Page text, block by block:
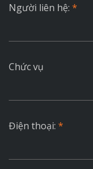
Người liên hệ: *
Chức vụ
Điện thoại: *